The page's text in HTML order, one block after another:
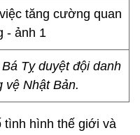
Tỵ duyệt đội danh
vệ Nhật Bản.
tình hình thế giới và